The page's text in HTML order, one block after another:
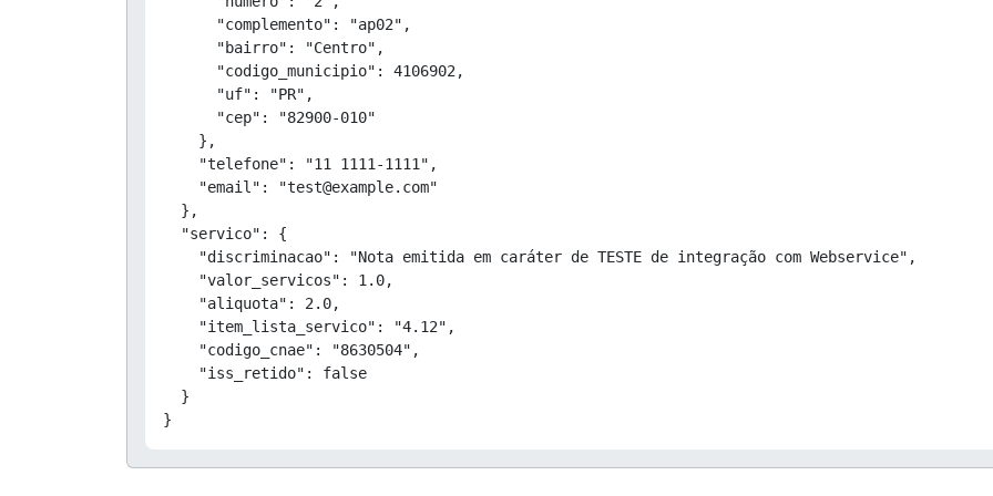
      "complemento": "ap02",
      "bairro": "Centro",
      "codigo_municipio": 4106902,
      "uf": "PR",
      "cep": "82900-010"
    },
    "telefone": "11 1111-1111",
    "email": "test@example.com"
  },
  "servico": {
    "discriminacao": "Nota emitida em caráter de TESTE de integração com Webservice",
    "valor_servicos": 1.0,
    "aliquota": 2.0,
    "item_lista_servico": "4.12",
    "codigo_cnae": "8630504",
    "iss_retido": false
  }
}